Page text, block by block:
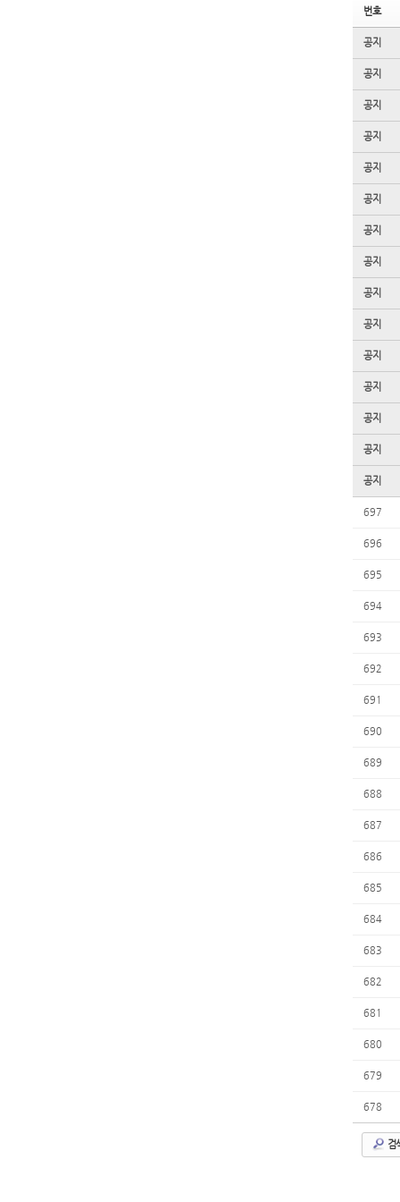
번호
공지
공지
공지
공지
공지
공지
공지
공지
공지
공지
공지
공지
공지
공지
공지
697
696
695
694
693
692
691
690
689
688
687
686
685
684
683
682
681
680
679
678
검